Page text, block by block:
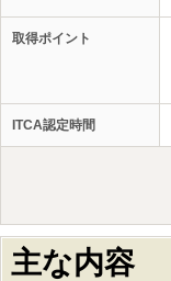
取得ポイント
ITCA認定時間
主な内容